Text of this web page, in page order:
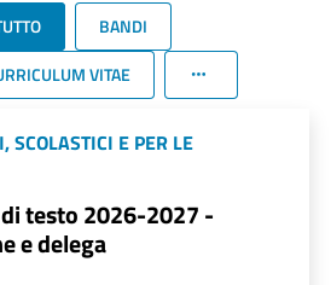
BANDI
VITAE
SCOLASTICI E PER LE
testo 2026-2027 -
e delega